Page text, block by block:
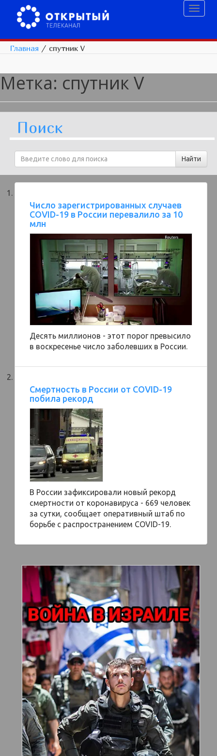
Главная / спутник V
Метка: спутник V
Поиск
Число зарегистрированных случаев
COVID-19 в России перевалило за 10
млн
Десять миллионов - этот порог превысило
в воскресенье число заболевших в России.
Смертность в России от COVID-19
побила рекорд
В России зафиксировали новый рекорд
смертности от коронавируса - 669 человек
за сутки, сообщает оперативный штаб по
борьбе с распространением COVID-19.